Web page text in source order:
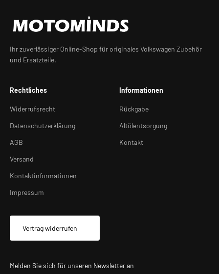
Ihr zuverlässiger Online-Shop für originales Volkswagen Zubehör
und Ersatzteile.
Rechtliches
Widerrufsrecht
Datenschutzerklärung
AGB
Versand
Kontaktinformationen
Impressum
Vertrag widerrufen
Informationen
Rückgabe
Altölentsorgung
Kontakt
Melden Sie sich für unseren Newsletter an